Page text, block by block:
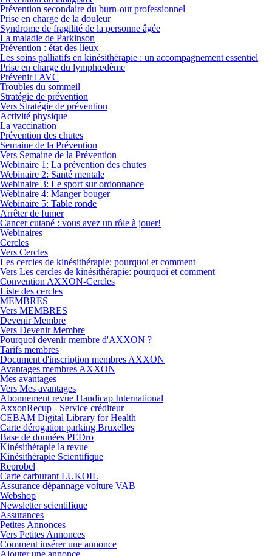
Prévention secondaire du burn-out professionnel
Prise en charge de la douleur
Syndrome de fragilité de la personne âgée
La maladie de Parkinson
Prévention : état des lieux
Les soins palliatifs en kinésithérapie : un accompagnement essentiel
Prise en charge du lymphœdème
Prévenir l'AVC
Troubles du sommeil
Stratégie de prévention
Vers Stratégie de prévention
Activité physique
La vaccination
Prévention des chutes
Semaine de la Prévention
Vers Semaine de la Prévention
Webinaire 1: La prévention des chutes
Webinaire 2: Santé mentale
Webinaire 3: Le sport sur ordonnance
Webinaire 4: Manger bouger
Webinaire 5: Table ronde
Arrêter de fumer
Cancer cutané : vous avez un rôle à jouer!
Webinaires
Cercles
Vers Cercles
Les cercles de kinésithérapie: pourquoi et comment
Vers Les cercles de kinésithérapie: pourquoi et comment
Convention AXXON-Cercles
Liste des cercles
MEMBRES
Vers MEMBRES
Devenir Membre
Vers Devenir Membre
Pourquoi devenir membre d'AXXON ?
Tarifs membres
Document d'inscription membres AXXON
Avantages membres AXXON
Mes avantages
Vers Mes avantages
Abonnement revue Handicap International
AxxonRecup - Service créditeur
CEBAM Digital Library for Health
Carte dérogation parking Bruxelles
Base de données PEDro
Kinésithérapie la revue
Kinésithérapie Scientifique
Reprobel
Carte carburant LUKOIL
Assurance dépannage voiture VAB
Webshop
Newsletter scientifique
Assurances
Petites Annonces
Vers Petites Annonces
Comment insérer une annonce
Ajouter une annonce